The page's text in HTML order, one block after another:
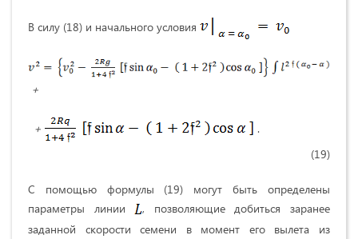
В силу (18) и начального условия
+
+
.
(19)
С помощью формулы (19) могут быть определены
параметры линии
, позволяющие добиться заранее
заданной скорости семени в момент его вылета из